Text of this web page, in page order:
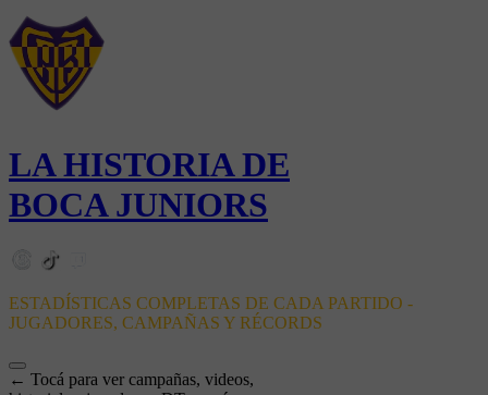
LA HISTORIA DE
BOCA JUNIORS
ESTADÍSTICAS COMPLETAS DE CADA PARTIDO -
JUGADORES, CAMPAÑAS Y RÉCORDS
← Tocá para ver campañas, videos,